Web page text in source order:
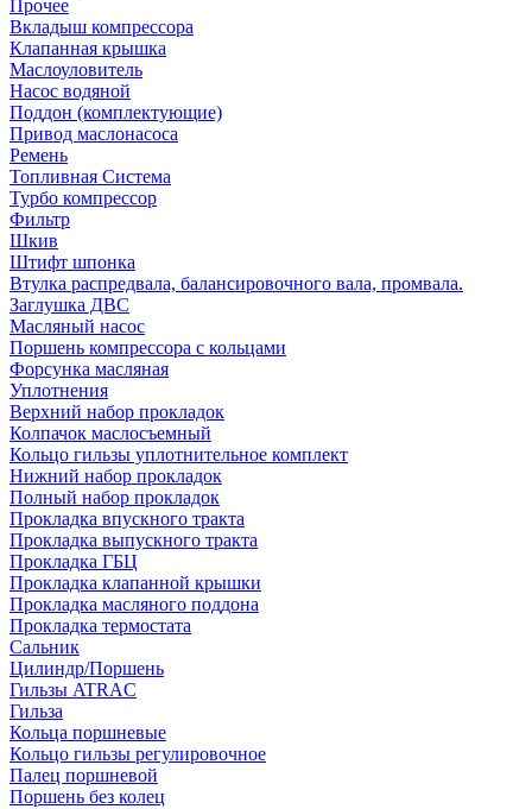
Прочее
Вкладыш компрессора
Клапанная крышка
Маслоуловитель
Насос водяной
Поддон (комплектующие)
Привод маслонасоса
Ремень
Топливная Система
Турбо компрессор
Фильтр
Шкив
Штифт шпонка
Втулка распредвала, балансировочного вала, промвала.
Заглушка ДВС
Масляный насос
Поршень компрессора с кольцами
Форсунка масляная
Уплотнения
Верхний набор прокладок
Колпачок маслосъемный
Кольцо гильзы уплотнительное комплект
Нижний набор прокладок
Полный набор прокладок
Прокладка впускного тракта
Прокладка выпускного тракта
Прокладка ГБЦ
Прокладка клапанной крышки
Прокладка масляного поддона
Прокладка термостата
Сальник
Цилиндр/Поршень
Гильзы ATRAC
Гильза
Кольца поршневые
Кольцо гильзы регулировочное
Палец поршневой
Поршень без колец